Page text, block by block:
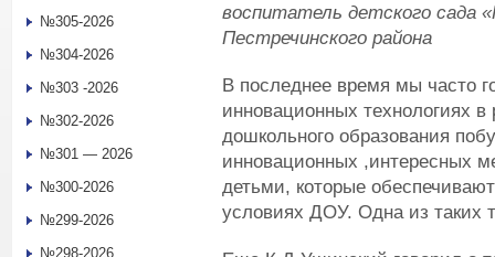
воспитатель детского сада
Пестречинского района
В последнее время мы часто
инновационных технологиях
дошкольного образования
инновационных ,интересных
детьми, которые
условиях ДОУ. Одна из таких
№305-2026
№304-2026
№303 -2026
№302-2026
№301 — 2026
№300-2026
№299-2026
№298-2026